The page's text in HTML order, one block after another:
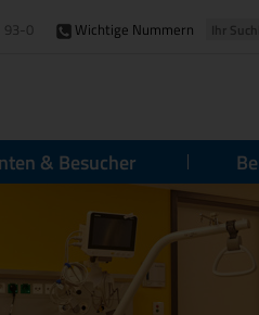
93-0 Wichtige Nummern
& Besucher